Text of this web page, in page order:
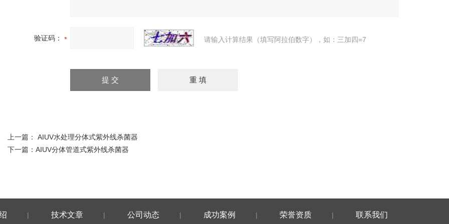
验证码： 请输入计算结果（填写阿拉伯数字），如：三加四=7
上一篇： AIUV水处理分体式紫外线杀菌器
下一篇： AIUV分体管道式紫外线杀菌器
| 技术文章 | 公司动态 | 成功案例 | 荣誉资质 | 联系我们